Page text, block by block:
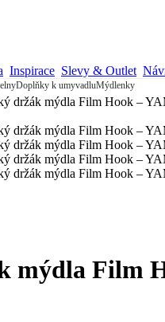
Inspirace Slevy & Outlet
Doplňky k umyvadluMýdlenky
mýdla Film